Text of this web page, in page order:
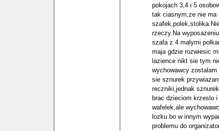
pokojach 3,4 i 5
tak ciasnym,ze nie ma
rzeczy.Na
szafa z 4 malymi
maja gdzie rozwiesic
lazience nikt sie tym
wychowawcy
sie sznurek
reczniki,jednak
brac dzieciom krzeslo
wafelek,ale
lozku bo w innym
problemu do